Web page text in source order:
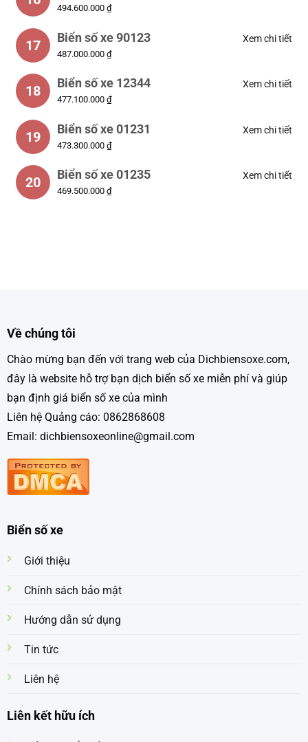
494.600.000 ₫
17 Biển số xe 90123
487.000.000 ₫
Xem chi tiết
18 Biển số xe 12344
477.100.000 ₫
Xem chi tiết
19 Biển số xe 01231
473.300.000 ₫
Xem chi tiết
20 Biển số xe 01235
469.500.000 ₫
Xem chi tiết
Về chúng tôi
Chào mừng bạn đến với trang web của Dichbiensoxe.com,
đây là website hỗ trợ bạn dịch biển số xe miễn phí và giúp
bạn định giá biển số xe của mình
Liên hệ Quảng cáo: 0862868608
Email: dichbiensoxeonline@gmail.com
Biển số xe
Giới thiệu
Chính sách bảo mật
Hướng dẫn sử dụng
Tin tức
Liên hệ
Liên kết hữu ích